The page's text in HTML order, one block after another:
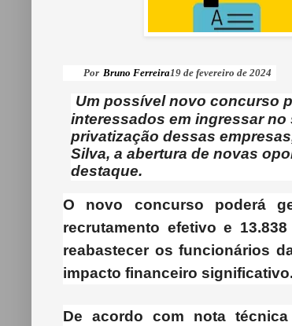
Por Bruno Ferreira19 de fevereiro de 2024
Um possível novo concurso
interessados em ingressar
privatização dessas
Silva, a abertura de novas
destaque.
O novo concurso poderá
recrutamento efetivo e
reabastecer os funcionários
impacto financeiro significativo.
De acordo com nota